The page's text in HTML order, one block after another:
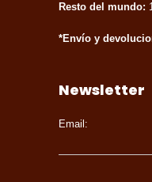
Resto del mundo:
*Envío y
Newsletter
Email: